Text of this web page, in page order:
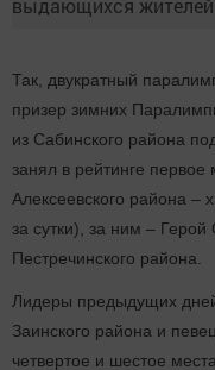
Так, двукратный
призер зимних
из Сабинского района
занял в рейтинге
Алексеевского района –
за сутки), за ним –
Пестречинского района.
Лидеры предыдущих
Заинского района и
четвертое и шестое